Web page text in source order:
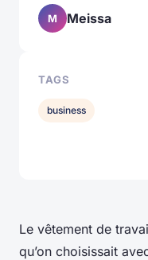
Le vêtement de
qu’on choisissait
M Meissa
TAGS
business